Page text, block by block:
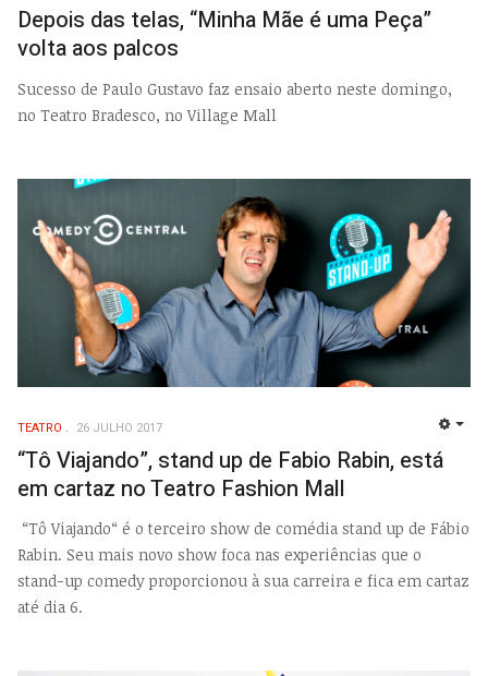
Depois das telas, “Minha Mãe é uma Peça”
volta aos palcos
Sucesso de Paulo Gustavo faz ensaio aberto neste domingo,
no Teatro Bradesco, no Village Mall
TEATRO 26 JULHO 2017
“Tô Viajando”, stand up de Fabio Rabin, está
em cartaz no Teatro Fashion Mall
“Tô Viajando“ é o terceiro show de comédia stand up de Fábio
Rabin. Seu mais novo show foca nas experiências que o
stand-up comedy proporcionou à sua carreira e fica em cartaz
até dia 6.